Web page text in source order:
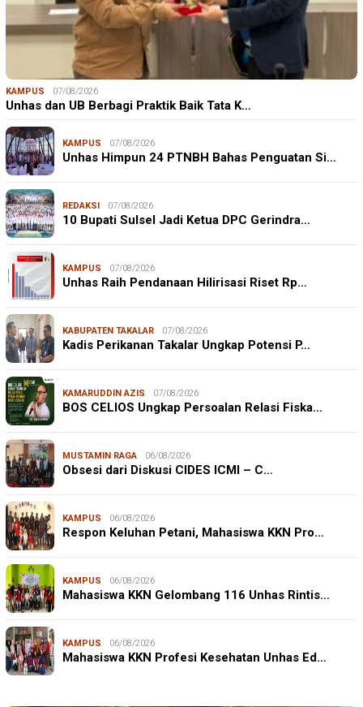
KAMPUS 07/08/2026
Unhas dan UB Berbagi Praktik Baik Tata K…
KAMPUS 07/08/2026
Unhas Himpun 24 PTNBH Bahas Penguatan Si…
REDAKSI 07/08/2026
10 Bupati Sulsel Jadi Ketua DPC Gerindra…
KAMPUS 07/08/2026
Unhas Raih Pendanaan Hilirisasi Riset Rp…
KABUPATEN TAKALAR 07/08/2026
Kadis Perikanan Takalar Ungkap Potensi P…
KAMARUDDIN AZIS 07/08/2026
BOS CELIOS Ungkap Persoalan Relasi Fiska…
MUSTAMIN RAGA 06/08/2026
Obsesi dari Diskusi CIDES ICMI – C…
KAMPUS 06/08/2026
Respon Keluhan Petani, Mahasiswa KKN Pro…
KAMPUS 06/08/2026
Mahasiswa KKN Gelombang 116 Unhas Rintis…
KAMPUS 06/08/2026
Mahasiswa KKN Profesi Kesehatan Unhas Ed…